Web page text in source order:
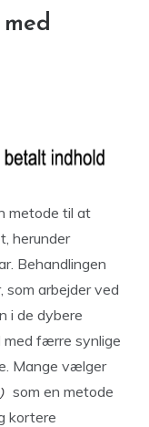
metode til at
herunder
Behandlingen
som arbejder ved
i de dybere
med færre synlige
Mange vælger
som en metode
kortere